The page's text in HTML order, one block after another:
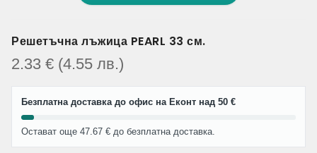
Решетъчна лъжица PEARL 33 см.
2.33 € (4.55 лв.)
Безплатна доставка до офис на Еконт над 50 €
Остават още 47.67 € до безплатна доставка.